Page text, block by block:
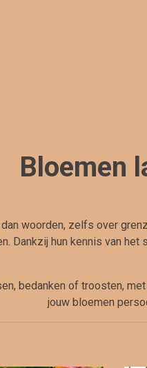
Bloemen
woorden, zelfs over
Dankzij hun kennis van
bedanken of troosten,
jouw bloemen